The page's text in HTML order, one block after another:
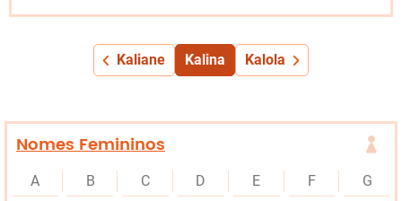
Kaliane Kalina Kalola
Nomes Femininos
A B C D E F
G